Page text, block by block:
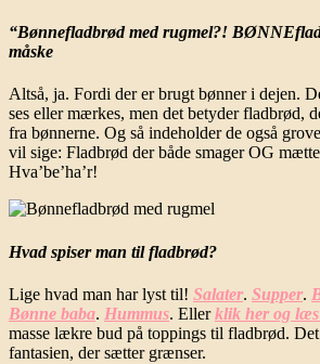
“Bønnefladbrød med rugmel?!
måske
Altså, ja. Fordi der er brugt bønner i dejen.
ses eller mærkes, men det betyder fladbrød,
fra bønnerne. Og så indeholder de også
vil sige: Fladbrød der både smager OG
Hva’be’ha’r!
Hvad spiser man til fladbrød?
Lige hvad man har lyst til! Salater. Supper.
Bønne baba. Hummus. Ellerklik her og
masse lækre bud på toppings til fladbrød.
fantasien, der sætter grænser.